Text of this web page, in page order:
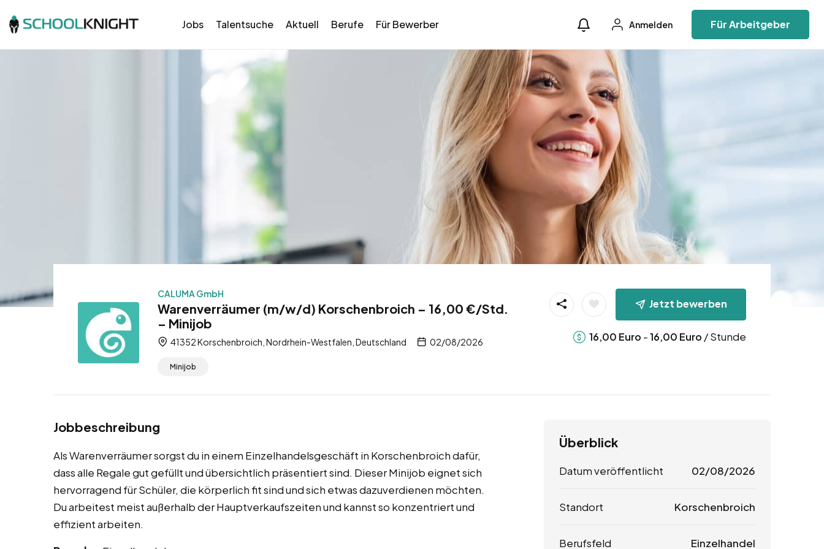
Jobs Talentsuche Aktuell Berufe Für Bewerber Anmelden Für Arbeitgeber
CALUMA GmbH
Warenverräumer (m/w/d) Korschenbroich – 16,00 €/Std.
– Minijob
41352 Korschenbroich, Nordrhein-Westfalen, Deutschland 02/08/2026
Minijob
Jetzt bewerben
16,00 Euro -16,00 Euro / Stunde
Jobbeschreibung
Als Warenverräumer sorgst du in einem Einzelhandelsgeschäft in Korschenbroich dafür,
dass alle Regale gut gefüllt und übersichtlich präsentiert sind. Dieser Minijob eignet sich
hervorragend für Schüler, die körperlich fit sind und sich etwas dazuverdienen möchten.
Du arbeitest meist außerhalb der Hauptverkaufszeiten und kannst so konzentriert und
effizient arbeiten.
Überblick
Datum veröffentlicht 02/08/2026
Standort Korschenbroich
Berufsfeld Einzelhandel